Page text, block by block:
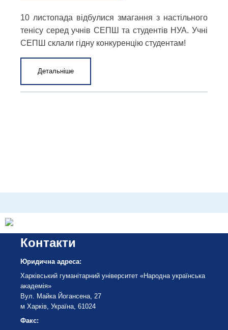
10 листопада відбулися змагання з настільного
тенісу серед учнів СЕПШ та студентів НУА. Учні
СЕПШ склали гідну конкуренцію студентам!
Детальніше
Контакти
Юридична адреса:
Харківський гуманітарний університет «Народна українська
академія»
Вул. Майка Йогансена, 27
м Харків, Україна, 61024
Факс: